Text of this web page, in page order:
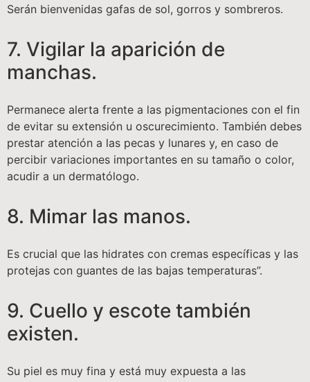
Serán bienvenidas gafas de sol, gorros y sombreros.
7. Vigilar la aparición de
manchas.
Permanece alerta frente a las pigmentaciones con el fin
de evitar su extensión u oscurecimiento. También debes
prestar atención a las pecas y lunares y, en caso de
percibir variaciones importantes en su tamaño o color,
acudir a un dermatólogo.
8. Mimar las manos.
Es crucial que las hidrates con cremas específicas y las
protejas con guantes de las bajas temperaturas”.
9. Cuello y escote también
existen.
Su piel es muy fina y está muy expuesta a las